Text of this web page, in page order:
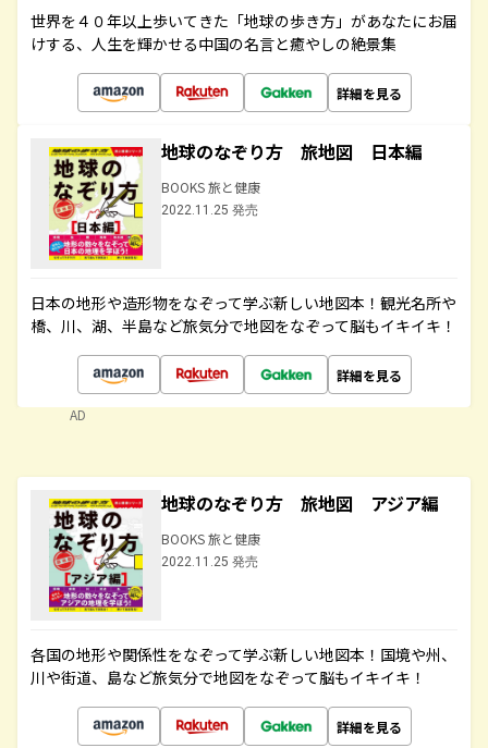
世界を４０年以上歩いてきた「地球の歩き方」があなたにお届
けする、人生を輝かせる中国の名言と癒やしの絶景集
詳細を見る
地球のなぞり方 旅地図 日本編
BOOKS 旅と健康
2022.11.25 発売
日本の地形や造形物をなぞって学ぶ新しい地図本！観光名所や
橋、川、湖、半島など旅気分で地図をなぞって脳もイキイキ！
詳細を見る
AD
地球のなぞり方 旅地図 アジア編
BOOKS 旅と健康
2022.11.25 発売
各国の地形や関係性をなぞって学ぶ新しい地図本！国境や州、
川や街道、島など旅気分で地図をなぞって脳もイキイキ！
詳細を見る